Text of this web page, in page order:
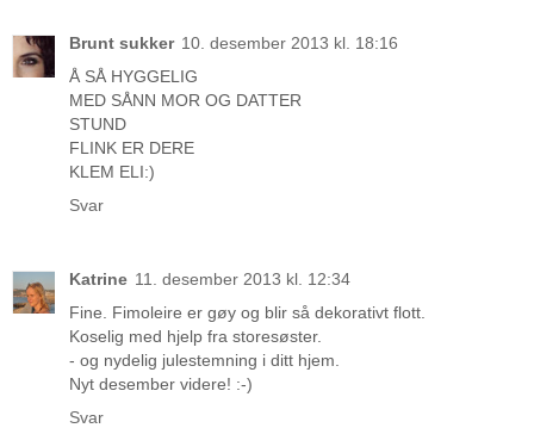
Brunt sukker 10. desember 2013 kl. 18:16
Å SÅ HYGGELIG
MED SÅNN MOR OG DATTER
STUND
FLINK ER DERE
KLEM ELI:)
Svar
Katrine 11. desember 2013 kl. 12:34
Fine. Fimoleire er gøy og blir så dekorativt flott.
Koselig med hjelp fra storesøster.
- og nydelig julestemning i ditt hjem.
Nyt desember videre! :-)
Svar